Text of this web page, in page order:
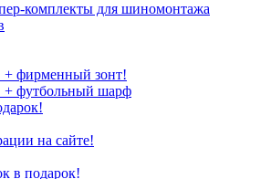
комплекты для шиномонтажа
+ фирменный зонт!
+ футбольный шарф
на сайте!
в подарок!